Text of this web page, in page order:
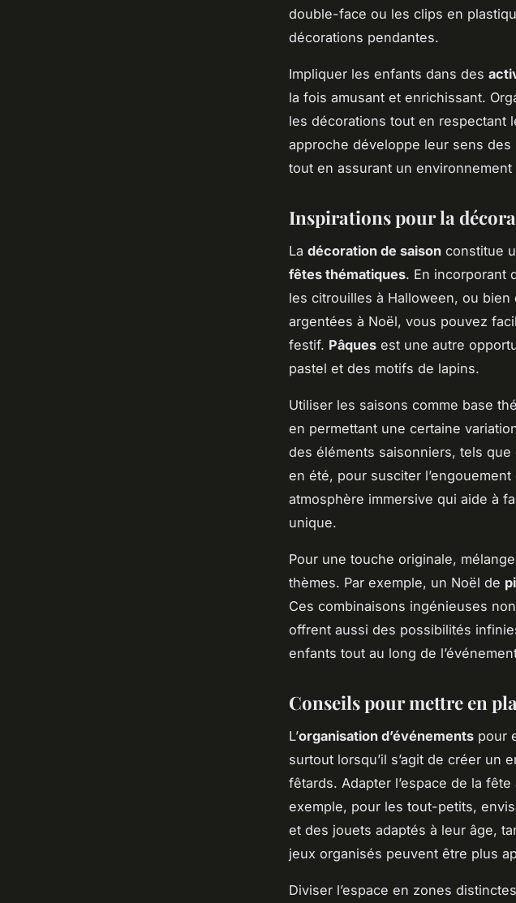
double-face ou les clips en
décorations pendantes.
Impliquer les enfants dans des
la fois amusant et enrichissant.
les décorations tout en respectant
approche développe leur sens
tout en assurant un
Inspirations pour la
La décoration de saison constitue
fêtes thématiques. En incorporant
les citrouilles à Halloween, ou
argentées à Noël, vous pouvez
festif. Pâques est une autre
pastel et des motifs de lapins.
Utiliser les saisons comme base
en permettant une certaine
des éléments saisonniers, tels
en été, pour susciter
atmosphère immersive qui aide à
unique.
Pour une touche originale,
thèmes. Par exemple, un Noël de
Ces combinaisons ingénieuses
offrent aussi des possibilités
enfants tout au long de
Conseils pour mettre en
L’organisation d’événements pour
surtout lorsqu’il s’agit de créer un
fêtards. Adapter l’espace de la fête
exemple, pour les tout-petits,
et des jouets adaptés à leur âge,
jeux organisés peuvent être plus
Diviser l’espace en zones